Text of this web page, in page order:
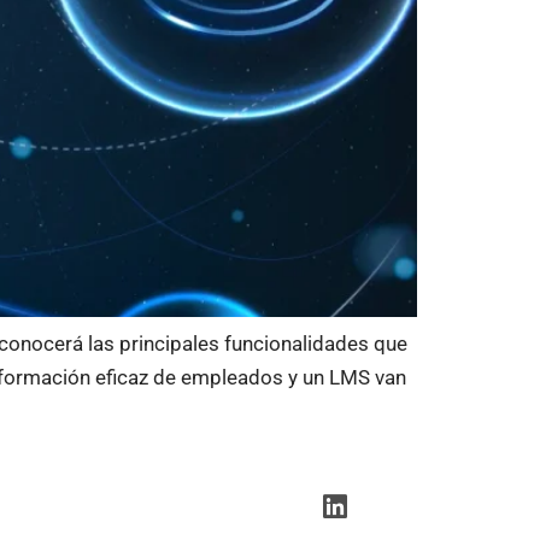
las principales funcionalidades que
eficaz de empleados y un LMS van